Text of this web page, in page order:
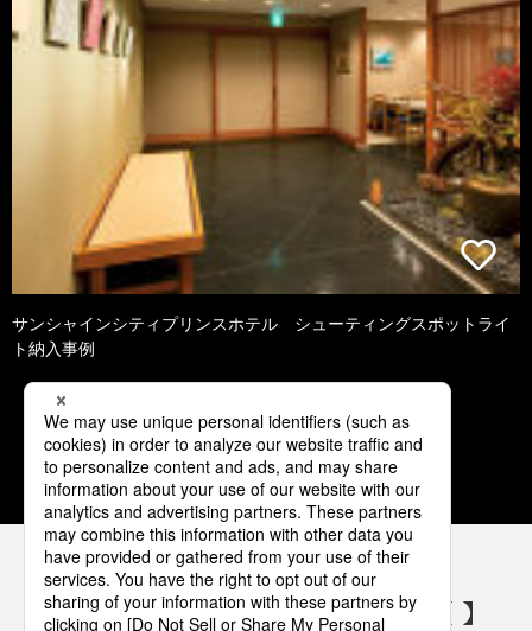
サンシャインシティプリンスホテル シューティングスポットライ
ト納入事例
1 2 3 4
パナソニックの電気設備 SNSアカウント